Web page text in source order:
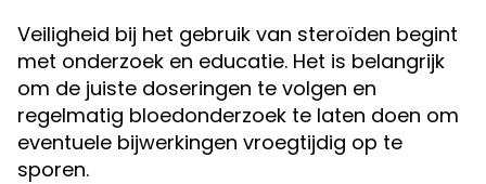
Veiligheid bij het gebruik van steroïden begint
met onderzoek en educatie. Het is belangrijk
om de juiste doseringen te volgen en
regelmatig bloedonderzoek te laten doen om
eventuele bijwerkingen vroegtijdig op te
sporen.